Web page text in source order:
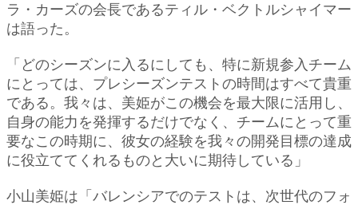
ラ・カーズの会長であるティル・ベクトルシャイマー
は語った。
「どのシーズンに入るにしても、特に新規参入チーム
にとっては、プレシーズンテストの時間はすべて貴重
である。我々は、美姫がこの機会を最大限に活用し、
自身の能力を発揮するだけでなく、チームにとって重
要なこの時期に、彼女の経験を我々の開発目標の達成
に役立ててくれるものと大いに期待している」
小山美姫は「バレンシアでのテストは、次世代のフォ